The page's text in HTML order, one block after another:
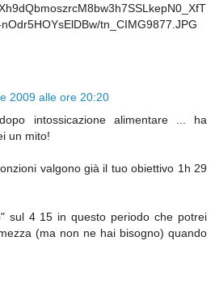
tn_CIMG9877.JPG
2009 alle ore 20:20
intossicazione alimentare ... ha
un mito!
valgono già il tuo obiettivo 1h 29
sul 4 15 in questo periodo che potrei
(ma non ne hai bisogno) quando